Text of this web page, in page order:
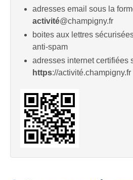
adresses email sous la
activité@champigny.fr
boites aux lettres
anti-spam
adresses internet certifiées
https://activité.champigny.fr